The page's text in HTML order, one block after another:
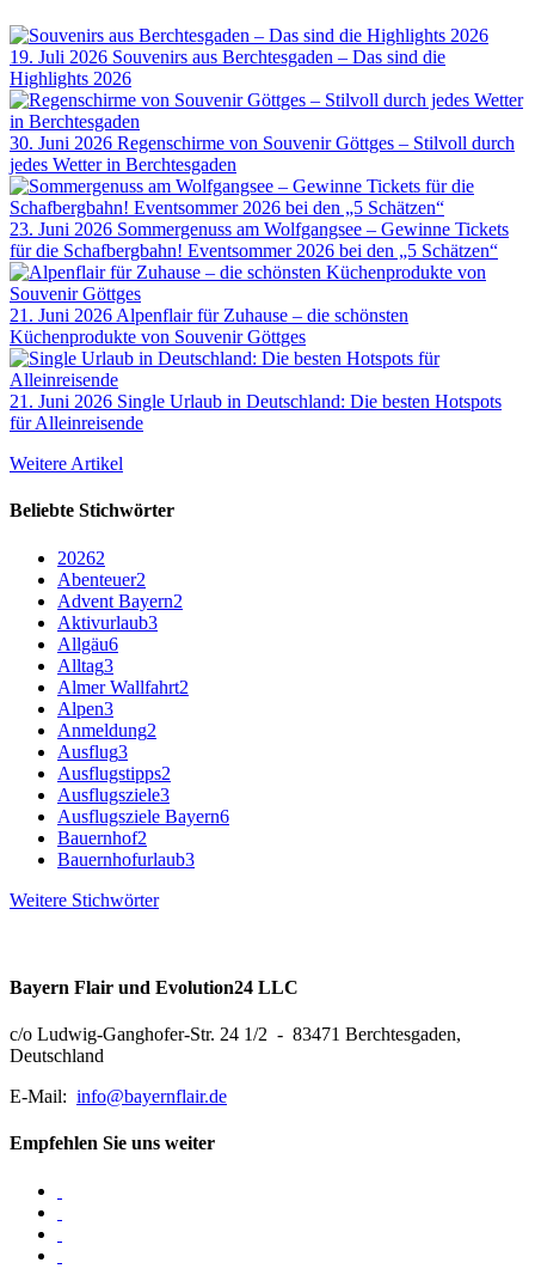
19. Juli 2026 Souvenirs aus Berchtesgaden – Das sind die
Highlights 2026
30. Juni 2026 Regenschirme von Souvenir Göttges – Stilvoll durch
jedes Wetter in Berchtesgaden
23. Juni 2026 Sommergenuss am Wolfgangsee – Gewinne Tickets
für die Schafbergbahn! Eventsommer 2026 bei den „5 Schätzen“
21. Juni 2026 Alpenflair für Zuhause – die schönsten
Küchenprodukte von Souvenir Göttges
21. Juni 2026 Single Urlaub in Deutschland: Die besten Hotspots
für Alleinreisende
Weitere Artikel
Beliebte Stichwörter
20262
Abenteuer2
Advent Bayern2
Aktivurlaub3
Allgäu6
Alltag3
Almer Wallfahrt2
Alpen3
Anmeldung2
Ausflug3
Ausflugstipps2
Ausflugsziele3
Ausflugsziele Bayern6
Bauernhof2
Bauernhofurlaub3
Weitere Stichwörter
Bayern Flair und Evolution24 LLC
c/o Ludwig-Ganghofer-Str. 24 1/2 - 83471 Berchtesgaden,
Deutschland
E-Mail: info@bayernflair.de
Empfehlen Sie uns weiter